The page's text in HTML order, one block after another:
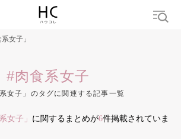
カップル 男の本音 モテテク 婚活
女子」
#肉食系女子
系女子」のタグに関連する記事一覧
女子」 に関するまとめが6件掲載されていま